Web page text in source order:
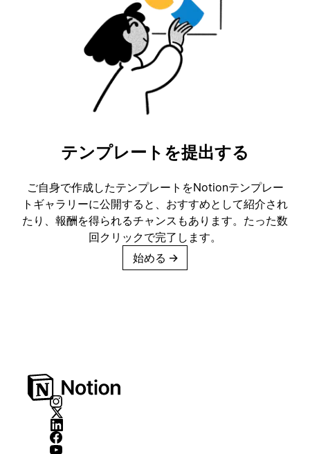
テンプレートを提出する
ご自身で作成したテンプレートをNotionテンプレー
トギャラリーに公開すると、おすすめとして紹介され
たり、報酬を得られるチャンスもあります。たった数
回クリックで完了します。
始める →